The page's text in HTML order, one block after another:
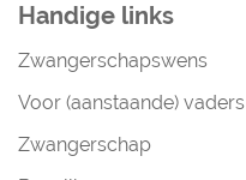
Handige links
Zwangerschapswens
Voor (aanstaande) vaders
Zwangerschap